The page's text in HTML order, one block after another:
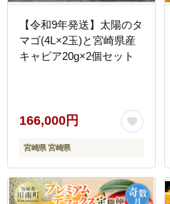
【令和9年発送】太陽のタ
マゴ(4L×2玉)と宮崎県産
キャビア20g×2個セット
166,000円
宮崎県 宮崎県